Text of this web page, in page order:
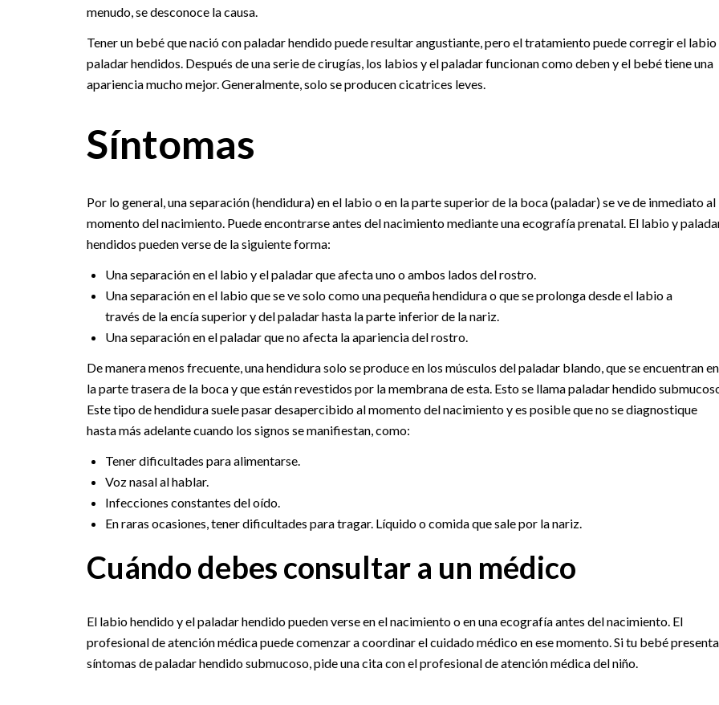
menudo, se desconoce la causa.
Tener un bebé que nació con paladar hendido puede resultar angustiante, pero el tratamiento puede corregir el labio
paladar hendidos. Después de una serie de cirugías, los labios y el paladar funcionan como deben y el bebé tiene una
apariencia mucho mejor. Generalmente, solo se producen cicatrices leves.
Síntomas
Por lo general, una separación (hendidura) en el labio o en la parte superior de la boca (paladar) se ve de inmediato al
momento del nacimiento. Puede encontrarse antes del nacimiento mediante una ecografía prenatal. El labio y
hendidos pueden verse de la siguiente forma:
Una separación en el labio y el paladar que afecta uno o ambos lados del rostro.
Una separación en el labio que se ve solo como una pequeña hendidura o que se prolonga desde el labio a
través de la encía superior y del paladar hasta la parte inferior de la nariz.
Una separación en el paladar que no afecta la apariencia del rostro.
De manera menos frecuente, una hendidura solo se produce en los músculos del paladar blando, que se encuentran en
la parte trasera de la boca y que están revestidos por la membrana de esta. Esto se llama paladar hendido
Este tipo de hendidura suele pasar desapercibido al momento del nacimiento y es posible que no se diagnostique
hasta más adelante cuando los signos se manifiestan, como:
Tener dificultades para alimentarse.
Voz nasal al hablar.
Infecciones constantes del oído.
En raras ocasiones, tener dificultades para tragar. Líquido o comida que sale por la nariz.
Cuándo debes consultar a un médico
El labio hendido y el paladar hendido pueden verse en el nacimiento o en una ecografía antes del nacimiento. El
profesional de atención médica puede comenzar a coordinar el cuidado médico en ese momento. Si tu bebé presenta
síntomas de paladar hendido submucoso, pide una cita con el profesional de atención médica del niño.